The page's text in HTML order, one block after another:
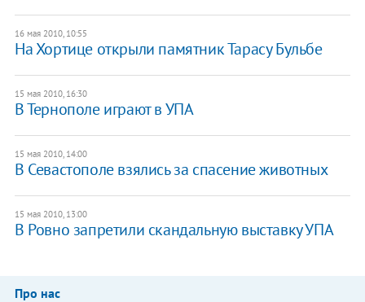
16 мая 2010, 10:55
На Хортице открыли памятник Тарасу Бульбе
15 мая 2010, 16:30
В Тернополе играют в УПА
15 мая 2010, 14:00
В Севастополе взялись за спасение животных
15 мая 2010, 13:00
В Ровно запретили скандальную выставку УПА
Про нас